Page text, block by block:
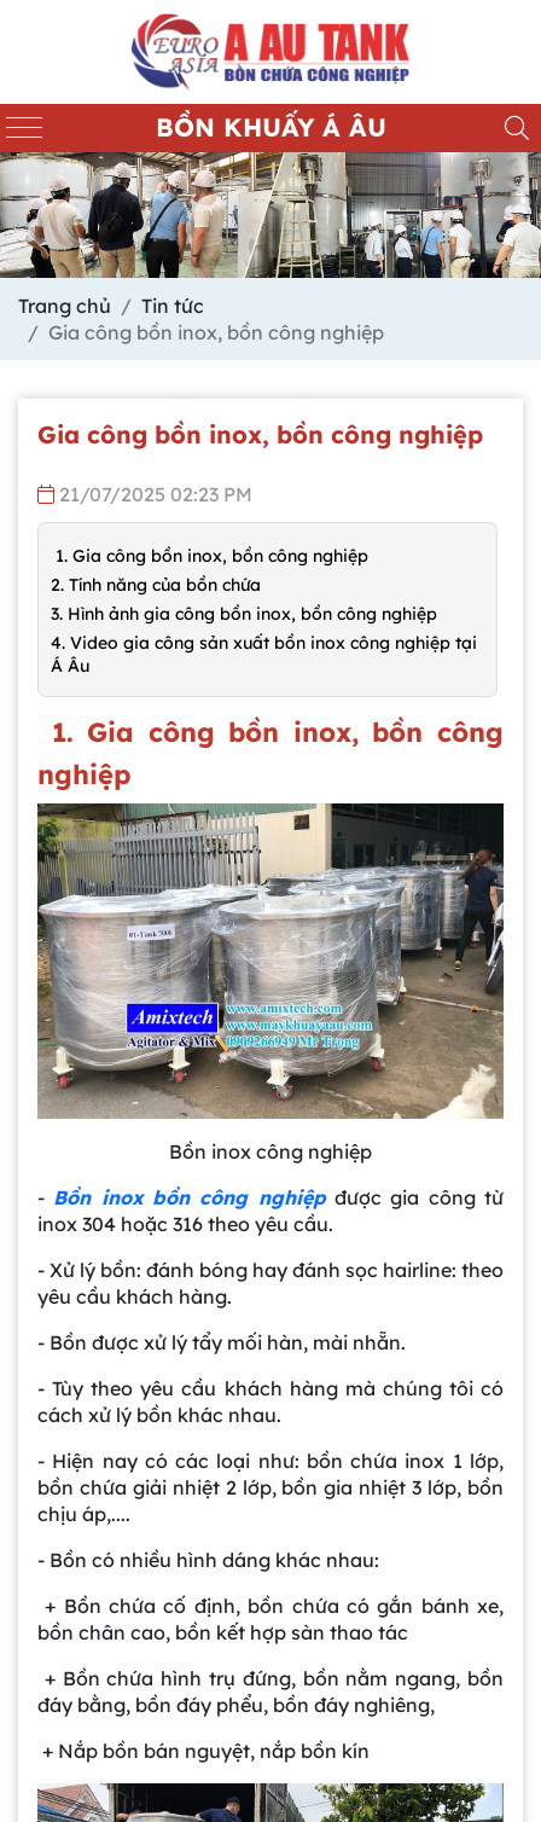
BỒN KHUẤY Á ÂU
Trang chủ
Tin tức
Gia công bồn inox, bồn công nghiệp
Gia công bồn inox, bồn công nghiệp
21/07/2025 02:23 PM
1. Gia công bồn inox, bồn công nghiệp
2. Tính năng của bồn chứa
3. Hình ảnh gia công bồn inox, bồn công nghiệp
4. Video gia công sản xuất bồn inox công nghiệp tại
Á Âu
1. Gia công bồn inox, bồn công
nghiệp
Bồn inox công nghiệp
- Bồn inox bồn công nghiệpđược gia công từ
inox 304 hoặc 316 theo yêu cầu.
- Xử lý bồn: đánh bóng hay đánh sọc hairline: theo
yêu cầu khách hàng.
- Bồn được xử lý tẩy mối hàn, mài nhẵn.
- Tùy theo yêu cầu khách hàng mà chúng tôi có
cách xử lý bồn khác nhau.
- Hiện nay có các loại như: bồn chứa inox 1 lớp,
bồn chứa giải nhiệt 2 lớp, bồn gia nhiệt 3 lớp, bồn
chịu áp,....
- Bồn có nhiều hình dáng khác nhau:
+ Bồn chứa cố định, bồn chứa có gắn bánh xe,
bồn chân cao, bồn kết hợp sàn thao tác
+ Bồn chứa hình trụ đứng, bồn nằm ngang, bồn
đáy bằng, bồn đáy phểu, bồn đáy nghiêng,
+ Nắp bồn bán nguyệt, nắp bồn kín